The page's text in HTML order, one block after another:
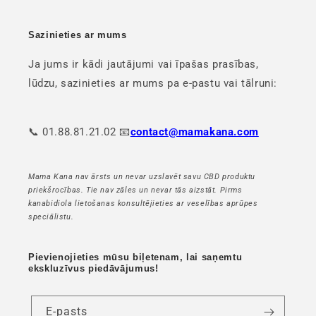
Sazinieties ar mums
Ja jums ir kādi jautājumi vai īpašas prasības,
lūdzu, sazinieties ar mums pa e-pastu vai tālruni:
📞 01.88.81.21.02 📧contact@mamakana.com
Mama Kana nav ārsts un nevar uzslavēt savu CBD produktu
priekšrocības. Tie nav zāles un nevar tās aizstāt. Pirms
kanabidiola lietošanas konsultējieties ar veselības aprūpes
speciālistu.
Pievienojieties mūsu biļetenam, lai saņemtu
ekskluzīvus piedāvājumus!
E-pasts